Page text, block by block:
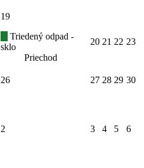
19
Triedený odpad -
sklo
Priechod
20 21 22 23
26 27 28 29 30
2 3 4 5 6